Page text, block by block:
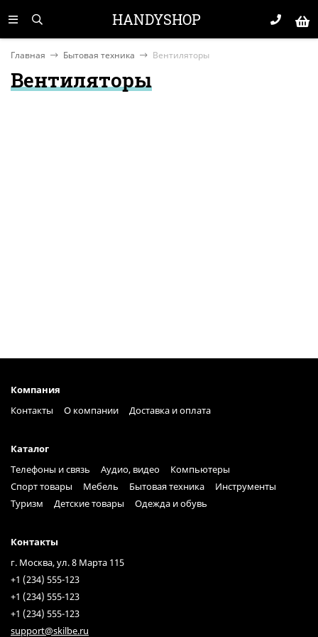
HANDYSHOP
Главная Бытовая техника Вентиляторы
Вентиляторы
Компания
Контакты
О компании Доставка и оплата
Каталог
Телефоны и связь
Аудио, видео
Компьютеры
Спорт товары
Мебель Бытовая техника
Инструменты
Туризм
Детские товары Одежда и обувь
Контакты
г. Москва, ул. 8 Марта 115
+1 (234) 555-123
+1 (234) 555-123
+1 (234) 555-123
support@skilbe.ru